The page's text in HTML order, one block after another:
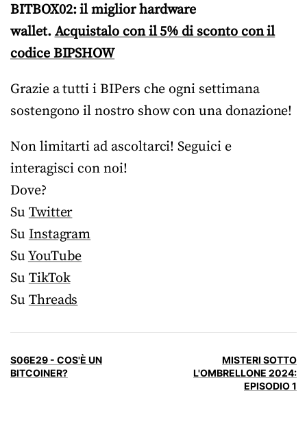
BITBOX02: il miglior hardware
wallet.Acquistalo con il 5% di sconto con il
codice BIPSHOW
Grazie a tutti i BIPers che ogni settimana
sostengono il nostro show con una donazione!
Non limitarti ad ascoltarci! Seguici e
interagisci con noi!
Dove?
Su Twitter
Su Instagram
Su YouTube
Su TikTok
Su Threads
S06E29 - COS'È UN
BITCOINER?
MISTERI SOTTO
L'OMBRELLONE 2024:
EPISODIO 1